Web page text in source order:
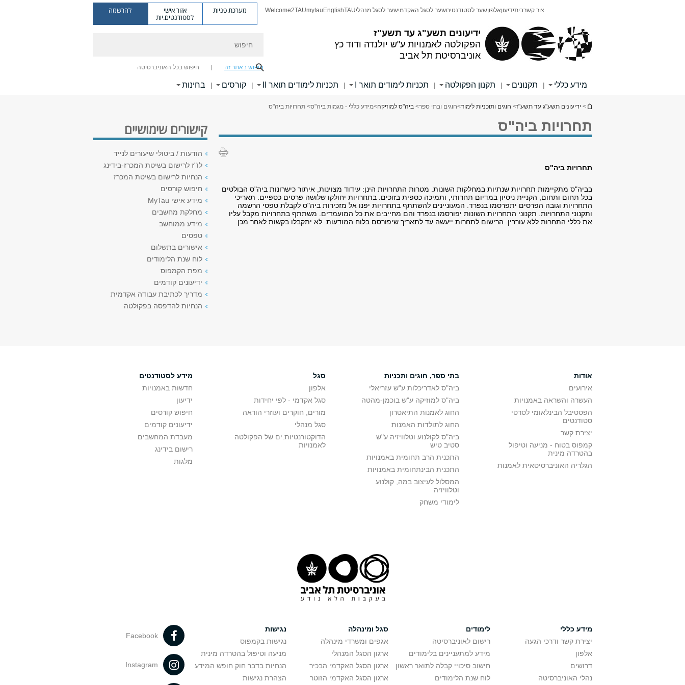
ידיעונים תשע"ג עד תשע"ז
הפקולטה לאמנויות ע"ש יולנדה ודוד כץ
אוניברסיטת תל אביב
צור קשרביתידיעוןאלפוןשער לסטודנטיםשער לסגל האקדמישער לסגל מנהליTAU
English
mytau
Welcome2TAU מערכת פניות אזור אישי
לסטודנטים.יות
להרשמה
חיפוש באתר זה חיפוש בכל האוניברסיטה
מידע כללי | תקנונים | תקנון הפקולטה | תכניות לימודים תואר I | תכניות לימודים תואר II | קורסים | בחינות
הינך נמצא כאן
> ידיעונים תשע"ג עד תשע"ז> חוגים ותוכניות לימוד>חוגים ובתי ספר> ביה"ס למוזיקה>מידע כללי - מגמות ביה"ס> תחרויות ביה"ס
תחרויות ביה"ס
תחרויות ביה"ס
בביה"ס מתקיימות תחרויות שנתיות במחלקות השונות. מטרות התחרויות הינן: עידוד מצוינות, איתור כישרונות ביה"ס הבולטים
בכל תחום ותחום, הקניית ניסיון במדיום תחרותי, ותמיכה כספית בזוכים. בתחרויות יחולקו שלושה פרסים כספיים. תאריכי
התחרויות וגובה הפרסים יתפרסמו בנפרד. המעוניינים להשתתף בתחרויות יפנו אל מזכירות ביה"ס לקבלת טפסי הרשמה
ותקנוני התחרויות. תקנוני התחרויות השונות יפורסמו בנפרד והם מחייבים את כל המועמדים. משתתף בתחרויות מקבל עליו
את כללי התחרות ללא עוררין. הרישום לתחרות ייעשה עד לתאריך שיפורסם בלוח המודעות. לא יתקבלו בקשות לאחר מכן.
קישורים שימושיים
הודעות / ביטולי שיעורים לנייד
לו"ז לרישום בשיטת המכרז-בידינג
הנחיות לרישום בשיטת המכרז
חיפוש קורסים
מידע אישי MyTau
מחלקת מחשבים
מידע ממוחשב
טפסים
אישורים בתשלום
לוח שנת הלימודים
מפת הקמפוס
ידיעונים קודמים
מדריך לכתיבת עבודה אקדמית
הנחיות להדפסה בפקולטה
אודות
אירועים
העשרה והשראה באמנויות
הפסטיבל הבינלאומי לסרטי
סטודנטים
יצירת קשר
קמפוס בטוח - מניעה וטיפול
בהטרדה מינית
הגלריה האוניברסיטאית לאמנות
בתי ספר, חוגים ותכניות
ביה"ס לאדריכלות ע"ש עזריאלי
ביה"ס למוזיקה ע"ש בוכמן-מהטה
החוג לאמנות התיאטרון
החוג לתולדות האמנות
ביה"ס לקולנוע וטלוויזיה ע"ש
סטיב טיש
התכנית הרב תחומית באמנויות
התכנית הבינתחומית באמנויות
המסלול לעיצוב במה, קולנוע
וטלוויזיה
לימודי משחק
סגל
אלפון
סגל אקדמי - לפי יחידות
מורים, חוקרים ועוזרי הוראה
סגל מנהלי
הדוקטורנטיות.ים של הפקולטה
לאמנויות
מידע לסטודנטים
חדשות באמנויות
ידיעון
חיפוש קורסים
ידיעונים קודמים
מעבדת המחשבים
רישום בידינג
מלגות
מידע כללי
יצירת קשר ודרכי הגעה
אלפון
דרושים
נהלי האוניברסיטה
לימודים
רישום לאוניברסיטה
מידע למתעניינים בלימודים
חישוב סיכויי קבלה לתואר ראשון
לוח שנת הלימודים
סגל ומינהלה
אגפים ומשרדי מינהלה
ארגון הסגל המנהלי
ארגון הסגל האקדמי הבכיר
ארגון הסגל האקדמי הזוטר
נגישות
נגישות בקמפוס
מניעה וטיפול בהטרדה מינית
הנחיות בדבר חוק חופש המידע
הצהרת נגישות
Facebook
Instagram